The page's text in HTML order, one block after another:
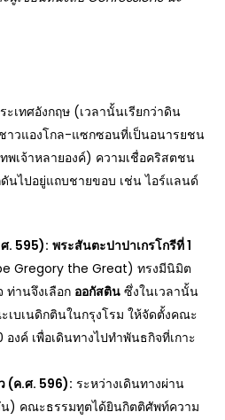
เทศอังกฤษ (เวลานั้นเรียกว่าดิน
าวแองโกล-แซกซอนที่เป็นอนารยชน
พเจ้าหลายองค์) ความเชื่อคริสตชน
นไปอยู่แถบชายขอบ เช่น ไอร์แลนด์
. 595): พระสันตะปาปาเกรโกรีที่ 1
Gregory the Great) ทรงมีนิมิต
ท่านจึงเลือก ออกัสติน ซึ่งในเวลานั้น
เบเนดิกตินในกรุงโรม ให้จัดตั้งคณะ
งค์ เพื่อเดินทางไปทำพันธกิจที่เกาะ
(ค.ศ. 596): ระหว่างเดินทางผ่าน
) คณะธรรมทูตได้ยินกิตติศัพท์ความ